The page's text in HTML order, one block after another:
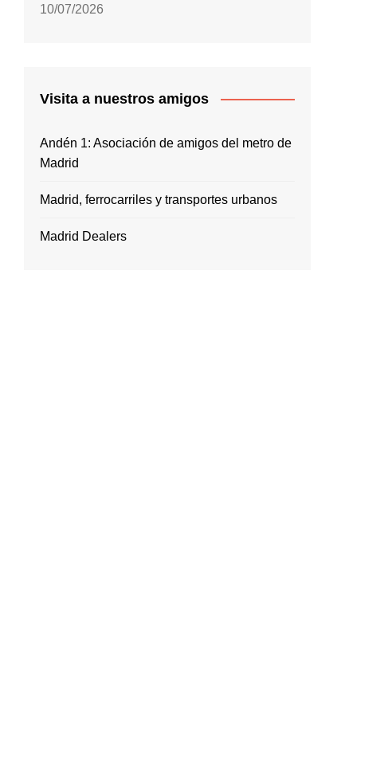
10/07/2026
Visita a nuestros amigos
Andén 1: Asociación de amigos del metro de
Madrid
Madrid, ferrocarriles y transportes urbanos
Madrid Dealers